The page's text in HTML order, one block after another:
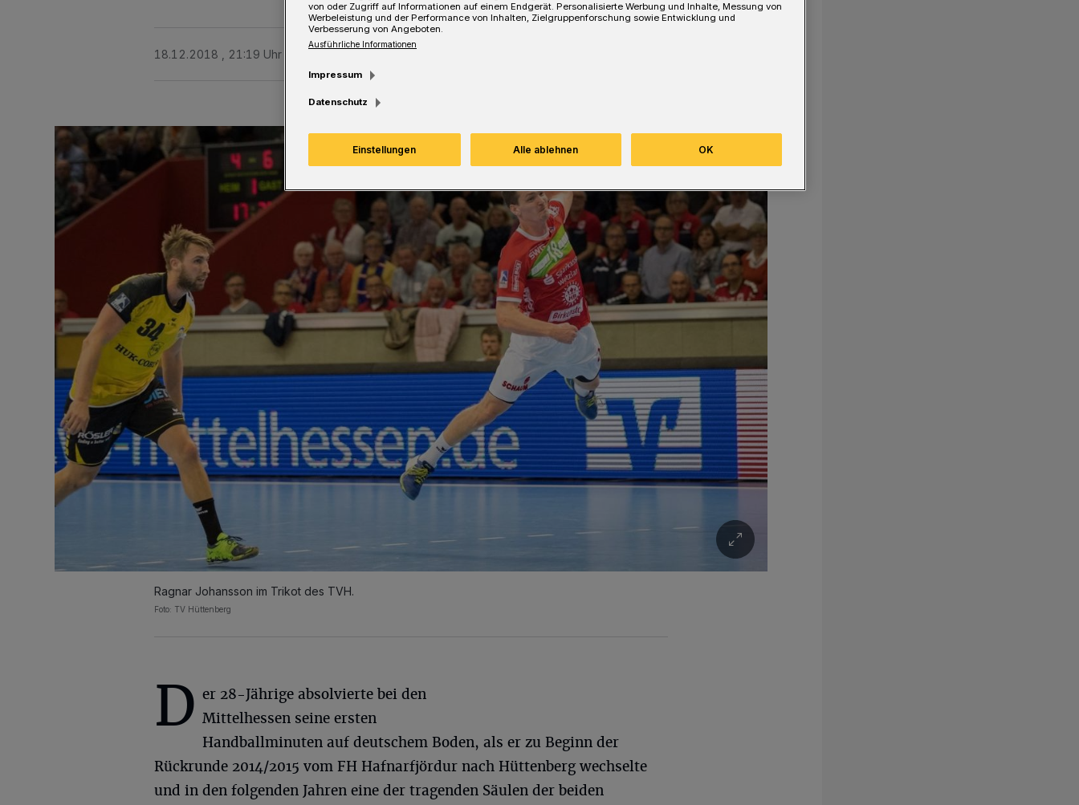
18.12.2018 , 21:19 Uhr
Ragnar Johansson im Trikot des TVH.
Foto: TV Hüttenberg
D er 28-Jährige absolvierte bei den
Mittelhessen seine ersten
Handballminuten auf deutschem Boden, als er zu Beginn der
Rückrunde 2014/2015 vom FH Hafnarfjördur nach Hüttenberg wechselte
und in den folgenden Jahren eine der tragenden Säulen der beiden
von oder Zugriff auf Informationen auf einem Endgerät. Personalisierte Werbung und Inhalte, Messung von
Werbeleistung und der Performance von Inhalten, Zielgruppenforschung sowie Entwicklung und
Verbesserung von Angeboten.
Ausführliche Informationen
Impressum
Datenschutz
Einstellungen Alle ablehnen OK